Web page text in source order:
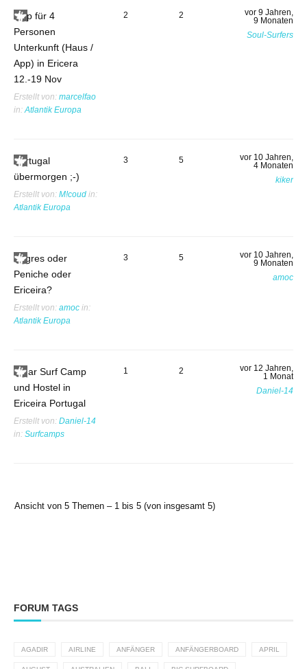
Tipp für 4
Personen
Unterkunft (Haus /
App) in Ericera
12.-19 Nov
Erstellt von: marcelfao
in:Atlantik Europa
2 2
vor 9 Jahren,
9 Monaten
Soul-Surfers
Portugal
übermorgen ;-)
Erstellt von: M!coud in:
Atlantik Europa
3 5
vor 10 Jahren,
4 Monaten
kiker
Sagres oder
Peniche oder
Ericeira?
Erstellt von: amoc in:
Atlantik Europa
3 5
vor 10 Jahren,
9 Monaten
amoc
Amar Surf Camp
und Hostel in
Ericeira Portugal
Erstellt von: Daniel-14
in: Surfcamps
1 2
vor 12 Jahren,
1 Monat
Daniel-14
Ansicht von 5 Themen – 1 bis 5 (von insgesamt 5)
FORUM TAGS
AGADIR AIRLINE ANFÄNGER ANFÄNGERBOARD APRIL